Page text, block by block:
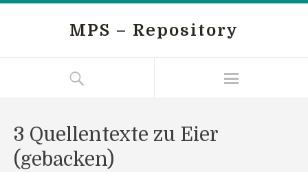
MPS – Repository
3 Quellentexte zu Eier
(gebacken)